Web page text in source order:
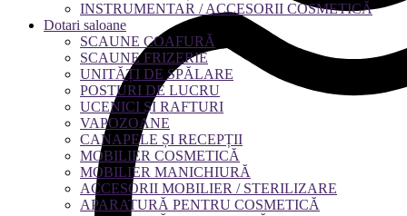
INSTRUMENTAR / ACCESORII COSMETICĂ
Dotari saloane
SCAUNE COAFURĂ
SCAUNE FRIZERIE
UNITĂȚI DE SPĂLARE
POSTURI DE LUCRU
UCENICI ȘI RAFTURI
VAPOZOANE
CANAPELE ȘI RECEPȚII
MOBILIER COSMETICĂ
MOBILIER MANICHIURĂ
ACCESORII MOBILIER / STERILIZARE
APARATURĂ PENTRU COSMETICĂ